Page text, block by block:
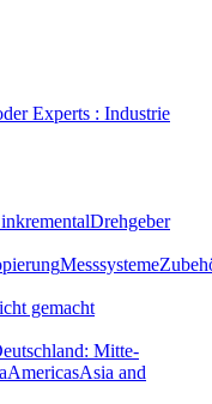
Experts : Industrie
Drehgeber
Messsysteme
gemacht
Mitte-
AmericasAsia and